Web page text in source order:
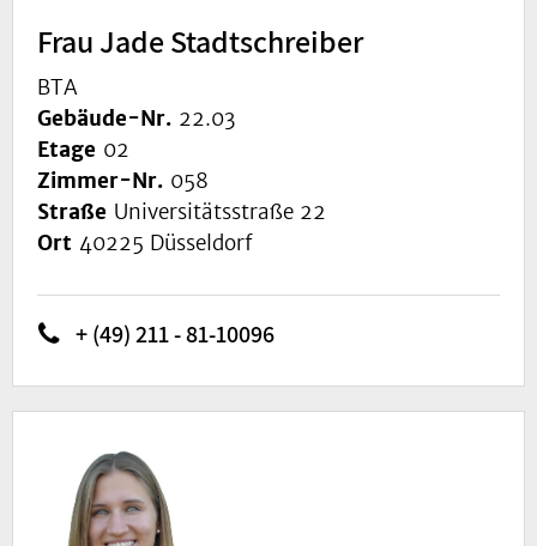
Frau Jade Stadtschreiber
BTA
Gebäude-Nr. 22.03
Etage 02
Zimmer-Nr. 058
Straße Universitätsstraße 22
Ort 40225 Düsseldorf
+ (49) 211 - 81-10096